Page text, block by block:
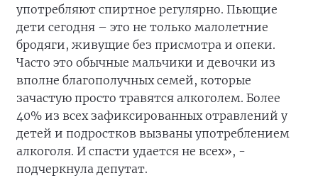
употребляют спиртное регулярно. Пьющие
дети сегодня – это не только малолетние
бродяги, живущие без присмотра и опеки.
Часто это обычные мальчики и девочки из
вполне благополучных семей, которые
зачастую просто травятся алкоголем. Более
40% из всех зафиксированных отравлений у
детей и подростков вызваны употреблением
алкоголя. И спасти удается не всех», -
подчеркнула депутат.